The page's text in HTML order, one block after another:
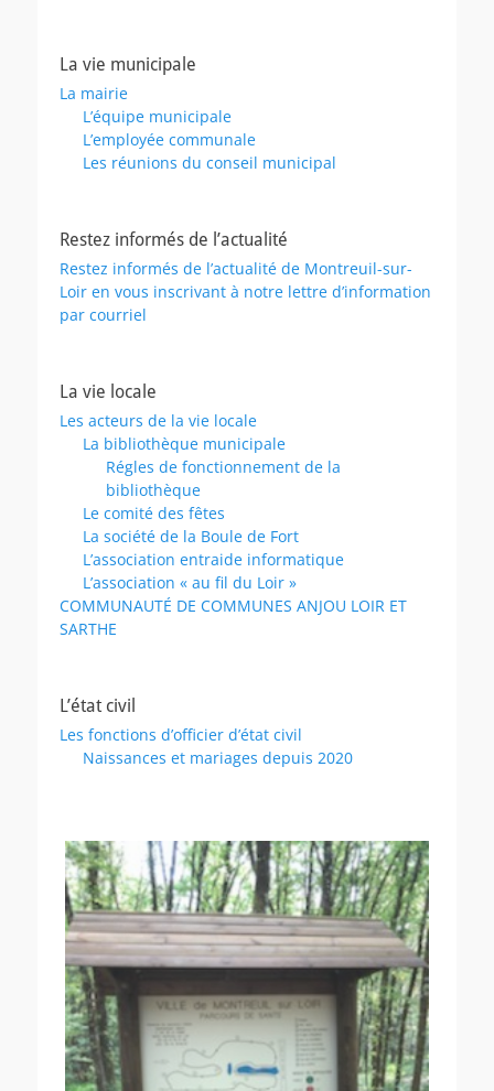
La vie municipale
La mairie
L’équipe municipale
L’employée communale
Les réunions du conseil municipal
Restez informés de l’actualité
Restez informés de l’actualité de Montreuil-sur-
Loir en vous inscrivant à notre lettre d’information
par courriel
La vie locale
Les acteurs de la vie locale
La bibliothèque municipale
Régles de fonctionnement de la
bibliothèque
Le comité des fêtes
La société de la Boule de Fort
L’association entraide informatique
L’association « au fil du Loir »
COMMUNAUTÉ DE COMMUNES ANJOU LOIR ET
SARTHE
L’état civil
Les fonctions d’officier d’état civil
Naissances et mariages depuis 2020